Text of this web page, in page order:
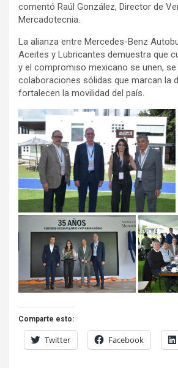
comentó Raúl González, Director de
Mercadotecnia.
La alianza entre Mercedes-Benz
Aceites y Lubricantes demuestra que
y el compromiso mexicano se unen,
colaboraciones sólidas que marcan la
fortalecen la movilidad del país.
Comparte esto:
Twitter Facebook